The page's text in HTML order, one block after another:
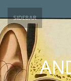
SIDEBAR